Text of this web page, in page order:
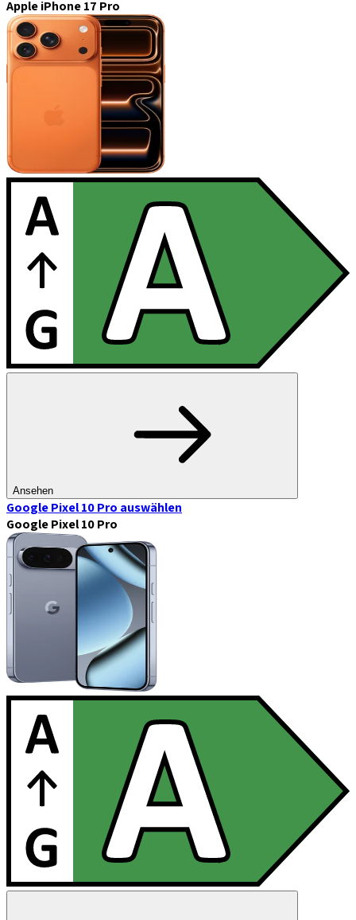
Apple iPhone 17 Pro
Ansehen
Google Pixel 10 Pro auswählen
Google Pixel 10 Pro